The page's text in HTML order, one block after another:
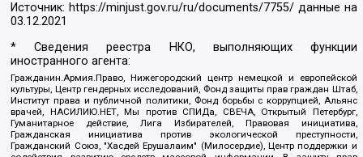
Источник: https://minjust.gov.ru/ru/documents/7755/ данные на
03.12.2021
* Сведения реестра НКО, выполняющих функции
иностранного агента:
Гражданин.Армия.Право, Нижегородский центр немецкой и европейской
культуры, Центр гендерных исследований, Фонд защиты прав граждан Штаб,
Институт права и публичной политики, Фонд борьбы с коррупцией, Альянс
врачей, НАСИЛИЮ.НЕТ, Мы против СПИДа, СВЕЧА, Открытый Петербург,
Гуманитарное действие, Лига Избирателей, Правовая инициатива,
Гражданская инициатива против экологической преступности,
Гражданский Союз, "Хасдей Ерушалаим" (Милосердие), Центр поддержки и